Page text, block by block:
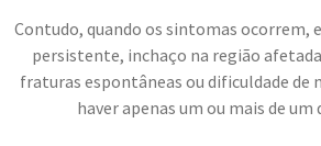
Contudo, quando os sintomas ocorrem,
persistente, inchaço na região
fraturas espontâneas ou dificuldade de
haver apenas um ou mais de um